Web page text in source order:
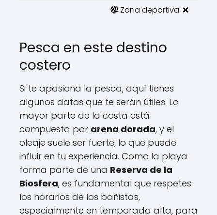
Zona deportiva: ❌
Pesca en este destino
costero
Si te apasiona la pesca, aquí tienes
algunos datos que te serán útiles. La
mayor parte de la costa está
compuesta por arena dorada, y el
oleaje suele ser fuerte, lo que puede
influir en tu experiencia. Como la playa
forma parte de una Reserva de la
Biosfera, es fundamental que respetes
los horarios de los bañistas,
especialmente en temporada alta, para